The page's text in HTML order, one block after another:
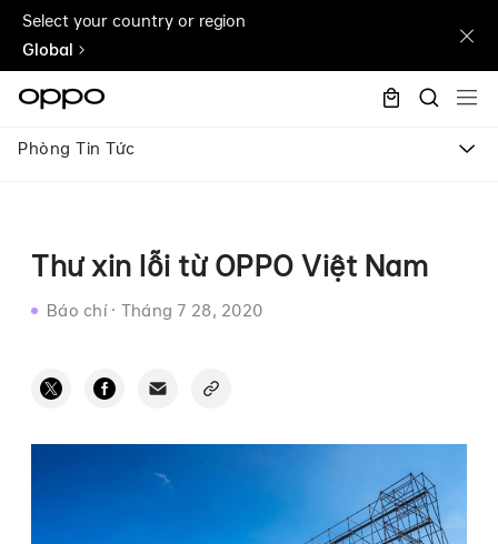
Select your country or region
Global
Phòng Tin Tức
Thư xin lỗi từ OPPO Việt Nam
Báo chí· Tháng 7 28, 2020